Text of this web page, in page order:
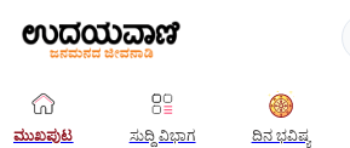
ಮುಖಪುಟ ಸುದ್ದಿ ವಿಭಾಗ ದಿನ ಭವಿಷ್ಯ